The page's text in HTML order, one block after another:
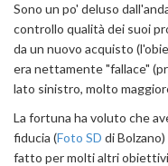
Sono un po' deluso
controllo qualità dei suoi
da un nuovo acquisto
era nettamente "fallace"
lato sinistro, molto
La fortuna ha voluto che
fiducia (Foto SD di
fatto per molti altri